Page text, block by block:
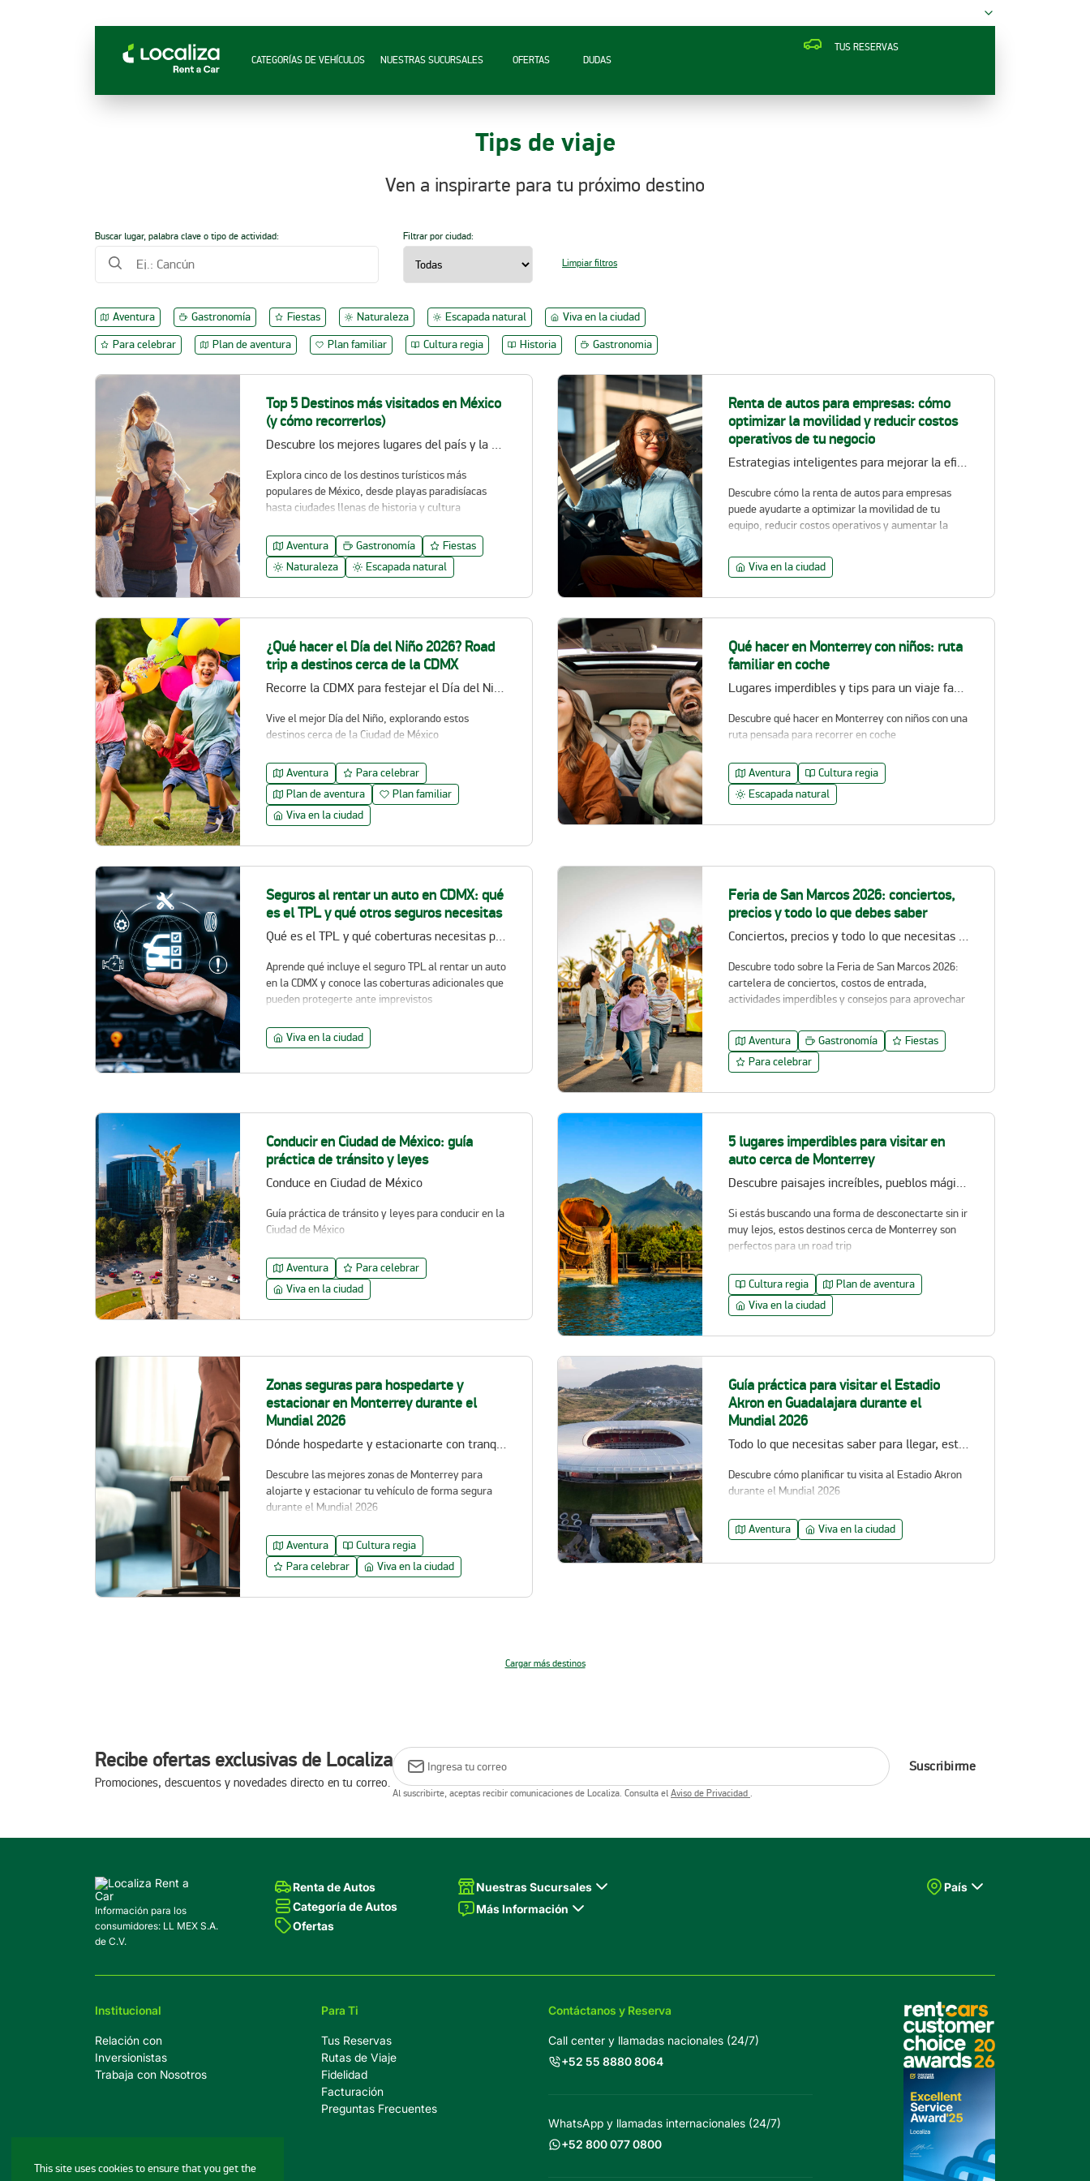
This site uses cookies to ensure that you get the
TUS RESERVAS
CATEGORÍAS DE VEHÍCULOS
NUESTRAS SUCURSALES OFERTAS DUDAS
Tips de viaje
Ven a inspirarte para tu próximo destino
Buscar lugar, palabra clave o tipo de actividad: Filtrar por ciudad:
Aventura Gastronomía Fiestas Naturaleza Escapada natural
Viva en la ciudad
Para celebrar
Plan de aventura Plan familiar Cultura regia Historia Gastronomia
Limpiar filtros
Top 5 Destinos más visitados en México
(y cómo recorrerlos)
Descubre los mejores lugares del país y la mejor forma de recorrerlos.
Explora cinco de los destinos turísticos más
populares de México, desde playas paradisíacas
hasta ciudades llenas de historia y cultura
Aventura Gastronomía
Fiestas
Naturaleza
Escapada natural
Renta de autos para empresas: cómo
optimizar la movilidad y reducir costos
operativos de tu negocio
Estrategias inteligentes para mejorar la eficiencia operativa y controlar gastos en tu negocio
Descubre cómo la renta de autos para empresas
puede ayudarte a optimizar la movilidad de tu
equipo, reducir costos operativos y aumentar la
eficientes adaptadas a las necesidades de tu
negocio.
Viva en la ciudad
¿Qué hacer el Día del Niño 2026? Road
trip a destinos cerca de la CDMX
Recorre la CDMX para festejar el Día del Niño 2026
Vive el mejor Día del Niño, explorando estos
destinos cerca de la Ciudad de México
Aventura
Para celebrar
Plan de aventura
Plan familiar
Viva en la ciudad
Qué hacer en Monterrey con niños: ruta
familiar en coche
Lugares imperdibles y tips para un viaje familiar divertido
Descubre qué hacer en Monterrey con niños con una
ruta pensada para recorrer en coche
Aventura
Cultura regia
Escapada natural
Seguros al rentar un auto en CDMX: qué
es el TPL y qué otros seguros necesitas
Qué es el TPL y qué coberturas necesitas para manejar con tranquilidad
Aprende qué incluye el seguro TPL al rentar un auto
en la CDMX y conoce las coberturas adicionales que
pueden protegerte ante imprevistos
Viva en la ciudad
Feria de San Marcos 2026: conciertos,
precios y todo lo que debes saber
Conciertos, precios y todo lo que necesitas para disfrutar la feria
Descubre todo sobre la Feria de San Marcos 2026:
cartelera de conciertos, costos de entrada,
actividades imperdibles y consejos para aprovechar
México.
Aventura Gastronomía
Fiestas
Para celebrar
Conducir en Ciudad de México: guía
práctica de tránsito y leyes
Conduce en Ciudad de México
Guía práctica de tránsito y leyes para conducir en la
Ciudad de México
Aventura
Para celebrar
Viva en la ciudad
5 lugares imperdibles para visitar en
auto cerca de Monterrey
Descubre paisajes increíbles, pueblos mágicos y aventuras naturales a pocas horas de la ciudad
Si estás buscando una forma de desconectarte sin ir
muy lejos, estos destinos cerca de Monterrey son
perfectos para un road trip
Cultura regia
Plan de aventura
Viva en la ciudad
Zonas seguras para hospedarte y
estacionar en Monterrey durante el
Mundial 2026
Dónde hospedarte y estacionarte con tranquilidad durante el evento
Descubre las mejores zonas de Monterrey para
alojarte y estacionar tu vehículo de forma segura
durante el Mundial 2026
Aventura
Cultura regia
Para celebrar
Viva en la ciudad
Guía práctica para visitar el Estadio
Akron en Guadalajara durante el
Mundial 2026
Todo lo que necesitas saber para llegar, estacionarte y disfrutar el Mundial 2026
Descubre cómo planificar tu visita al Estadio Akron
durante el Mundial 2026
Aventura Viva en la ciudad
Cargar más destinos
Recibe ofertas exclusivas de Localiza
Promociones, descuentos y novedades directo en tu correo.
Suscribirme
Al suscribirte, aceptas recibir comunicaciones de Localiza. Consulta el Aviso de Privacidad .
Información para los
consumidores: LL MEX S.A.
de C.V.
Renta de Autos
Categoría de Autos
Ofertas
Nuestras Sucursales
Más Información
País
Institucional
Relación con
Inversionistas
Trabaja con Nosotros
Para Ti
Tus Reservas
Rutas de Viaje
Fidelidad
Facturación
Preguntas Frecuentes
Contáctanos y Reserva
Call center y llamadas nacionales (24/7)
+52 55 8880 8064
WhatsApp y llamadas internacionales (24/7)
+52 800 077 0800